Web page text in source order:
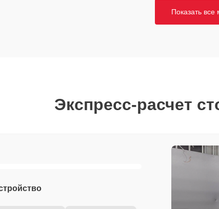
Показать все
Экспресс-расчет